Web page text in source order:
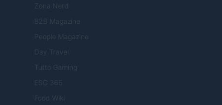
Zona Nerd
B2B Magazine
People Magazine
Day Travel
Tutto Gaming
ESG 365
Food Wiki